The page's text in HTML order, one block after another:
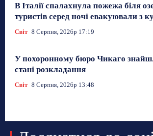
В Італії спалахнула пожежа біля
туристів серед ночі евакуювали з
Світ 8 Серпня, 2026р 17:19
У похоронному бюро Чикаго
стані розкладання
Світ 8 Серпня, 2026р 13:48